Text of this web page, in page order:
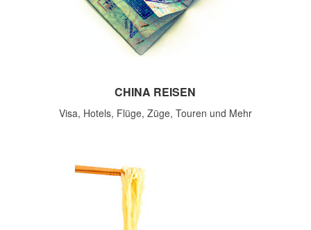
CHINA REISEN
Visa, Hotels, Flüge, Züge, Touren und Mehr